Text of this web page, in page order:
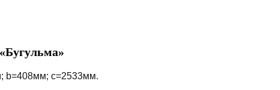
b=408мм; c=2533мм.